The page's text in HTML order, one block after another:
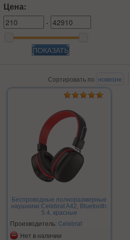
Цена:
-
ПОКАЗАТЬ
Сортировать по новизне
Беспроводные полноразмерные
наушники Celebrat A42, Bluetooth:
5.4, красные
Производитель: Celebrat
Нет в наличии